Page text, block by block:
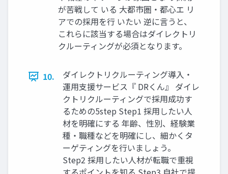
が苦戦して いる 大都市圏・都心エ リ
アでの採用を行 いたい 逆に言うと、
これらに該当する場合はダイレクトリ
クルーティングが必須となります。
10.
ダイレクトリクルーティング導入・
運用支援サービス『 DRくん』 ダイレ
クトリクルーティングで採用成功す
るための5step Step1 採用したい人
材を明確にする 年齢、性別、経験業
種・職種などを明確にし、細かくタ
ーゲティングを行いましょう。
Step2 採用したい人材が転職で重視